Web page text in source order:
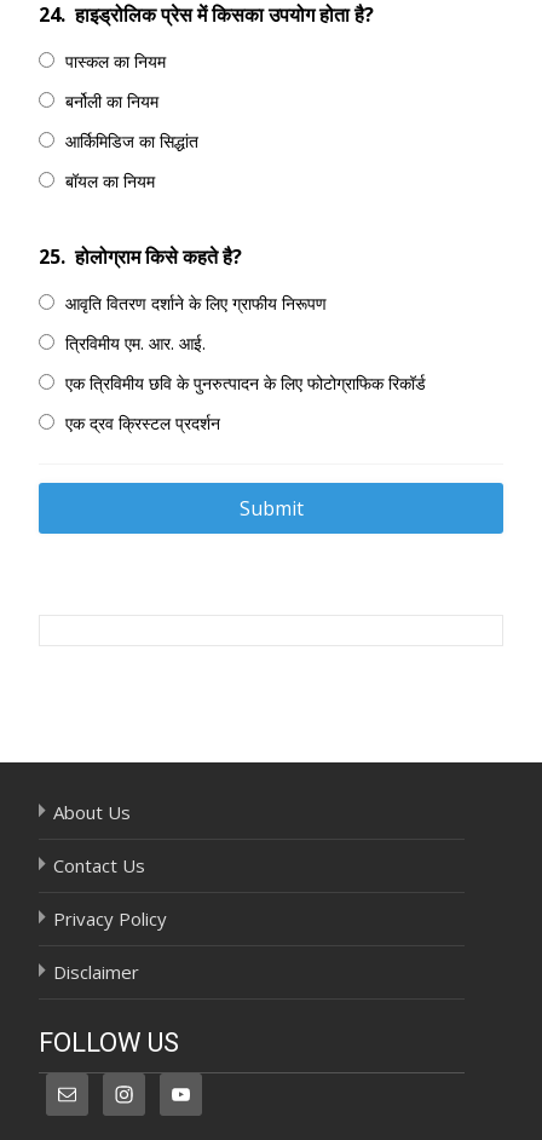
24. हाइड्रोलिक प्रेस में किसका उपयोग होता है?
पास्कल का नियम
बर्नोली का नियम
आर्किमिडिज का सिद्धांत
बॉयल का नियम
25. होलोग्राम किसे कहते है?
आवृति वितरण दर्शाने के लिए ग्राफीय निरूपण
त्रिविमीय एम. आर. आई.
एक त्रिविमीय छवि के पुनरुत्पादन के लिए फोटोग्राफिक रिकॉर्ड
एक द्रव क्रिस्टल प्रदर्शन
Post
About Us
Contact Us
Privacy Policy
Disclaimer
FOLLOW US